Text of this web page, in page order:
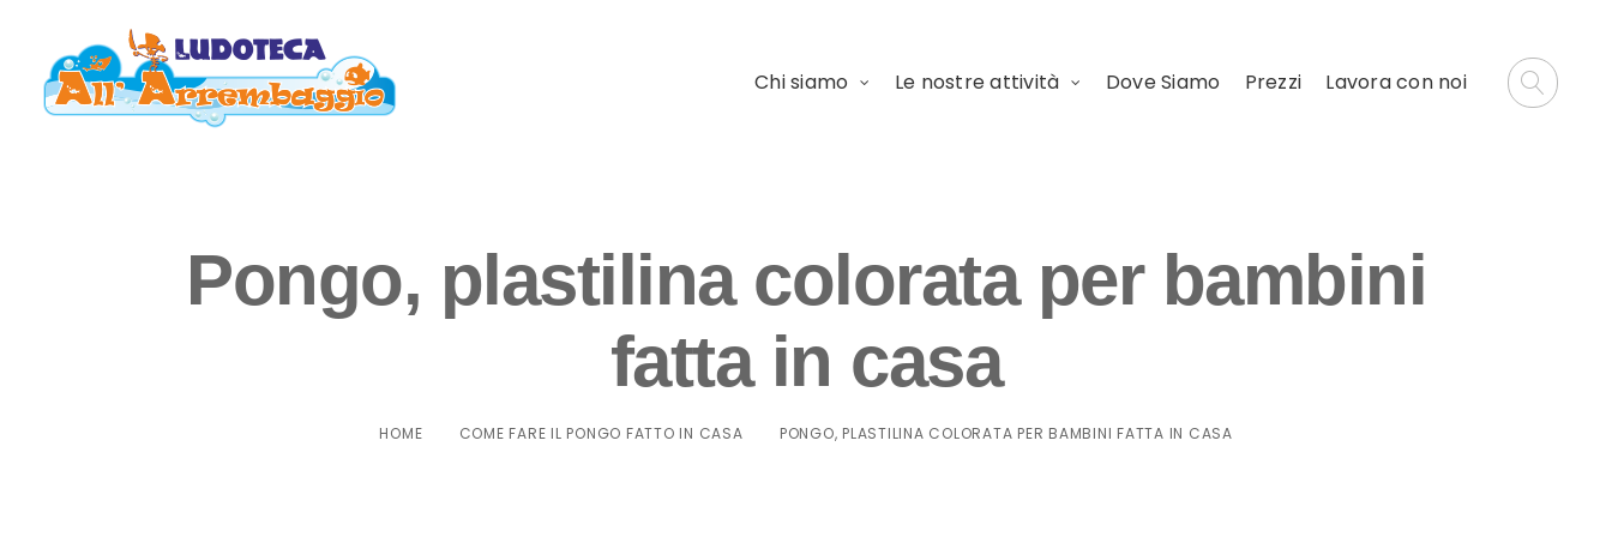
Chi siamo Le nostre attività Dove Siamo Prezzi Lavora con noi
Pongo, plastilina colorata per bambini
fatta in casa
HOME COME FARE IL PONGO FATTO IN CASA PONGO, PLASTILINA COLORATA PER BAMBINI FATTA IN CASA